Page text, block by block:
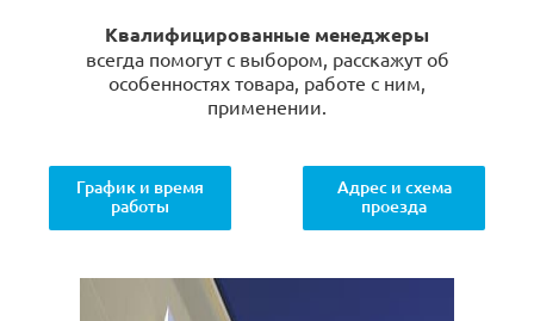
Квалифицированные менеджеры
всегда помогут с выбором, расскажут об
особенностях товара, работе с ним,
применении.
График и время
работы
Адрес и схема
проезда